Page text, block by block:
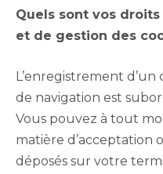
Quels sont vos
et de gestion des
L’enregistrement
de navigation est
Vous pouvez à tout
matière d’acceptation
déposés sur votre